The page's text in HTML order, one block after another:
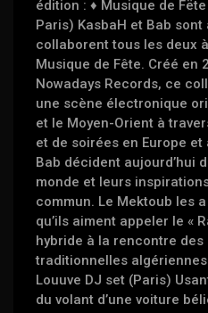
édition : ♦︎ Musique de
Paris) KasbaH et Bab
collaborent tous les deux
Musique de Fête. Créé en
Nowadays Records, ce
une scène électronique
et le Moyen-Orient à
et de soirées en Europe
Bab décident aujourd’hui
monde et leurs
commun. Le Mektoub les
qu’ils aiment appeler le «
hybride à la rencontre des
traditionnelles
Louuve DJ set (Paris)
du volant d’une voiture